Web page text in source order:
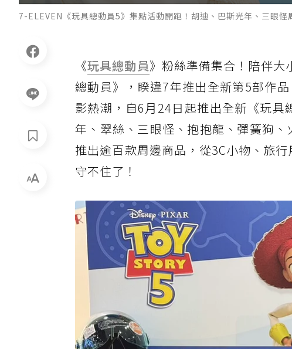
7-ELEVEN《玩具總動員5》集點活動開跑！胡迪、巴斯光年、三眼
《玩具總動員》粉絲準備集合！陪伴
總動員》，睽違7年推出全新第5部作
影熱潮，自6月24日起推出全新《玩
年、翠絲、三眼怪、抱抱龍、彈簧狗
推出逾百款周邊商品，從3C小物、旅
守不住了！